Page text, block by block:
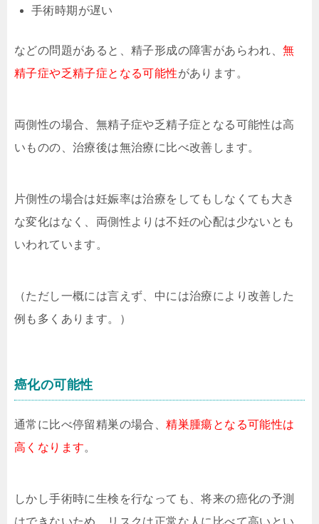
手術時期が遅い
などの問題があると、精子形成の障害があらわれ、無
精子症や乏精子症となる可能性があります。
両側性の場合、無精子症や乏精子症となる可能性は高
いものの、治療後は無治療に比べ改善します。
片側性の場合は妊娠率は治療をしてもしなくても大き
な変化はなく、両側性よりは不妊の心配は少ないとも
いわれています。
（ただし一概には言えず、中には治療により改善した
例も多くあります。）
癌化の可能性
通常に比べ停留精巣の場合、精巣腫瘍となる可能性は
高くなります。
しかし手術時に生検を行なっても、将来の癌化の予測
はできないため、リスクは正常な人に比べて高いとい